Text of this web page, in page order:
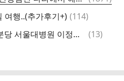
글
여행..(추가후기+) 댓
(114)
자궁근종 관련 건강 강좌 (분당 서울대병원 이정렬 교수)
댓
(13)